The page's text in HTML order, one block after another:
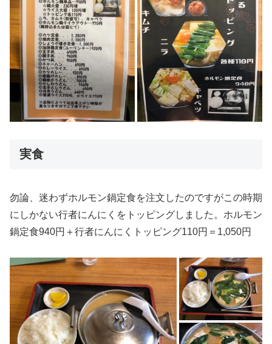
実食
勿論、迷わずホルモン鍋定食を注文したのですがこの時期
にしかない行者にんにくをトッピングしました。ホルモン
鍋定食940円＋行者にんにくトッピング110円＝1,050円